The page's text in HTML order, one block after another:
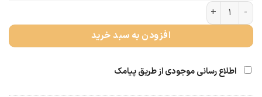
گردنبند بستنی قیفی مینا (کد 4982) عدد
افزودن به سبد خرید
اطلاع رسانی موجودی از طریق پیامک